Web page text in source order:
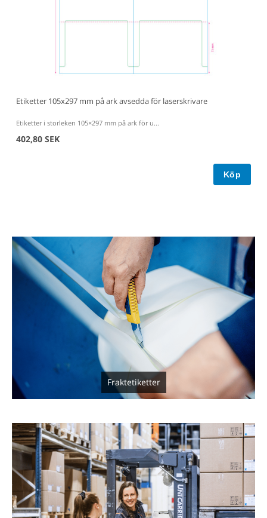
Etiketter 105x297 mm på ark avsedda för laserskrivare
Etiketter i storleken 105×297 mm på ark för u...
402,80 SEK
Köp
Fraktetiketter